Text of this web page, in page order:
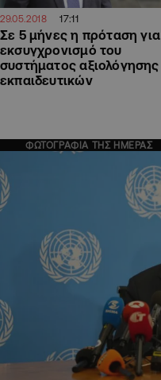
29.05.2018 17:11
Σε 5 μήνες η πρόταση για
εκσυγχρονισμό του
συστήματος αξιολόγησης
εκπαιδευτικών
ΦΩΤΟΓΡΑΦΙΑ ΤΗΣ ΗΜΕΡΑΣ